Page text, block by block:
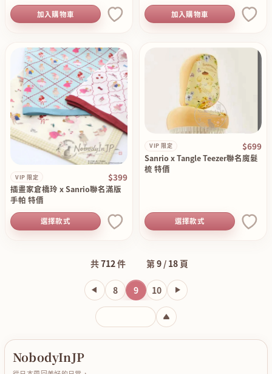
加入購物車 加入購物車
VIP 限定 $399
插畫家倉橋玲 x Sanrio聯名滿版
手帕 特價
選擇款式
VIP 限定 $699
Sanrio x Tangle Teezer聯名魔髮
梳 特價
選擇款式
共712件 第9 / 18 頁
8 9 10
輸入頁碼
NobodyInJP